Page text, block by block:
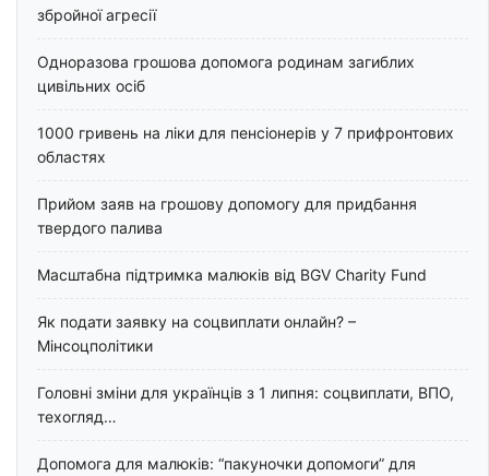
збройної агресії
Одноразова грошова допомога родинам загиблих
цивільних осіб
1000 гривень на ліки для пенсіонерів у 7 прифронтових
областях
Прийом заяв на грошову допомогу для придбання
твердого палива
Масштабна підтримка малюків від BGV Charity Fund
Як подати заявку на соцвиплати онлайн? –
Мінсоцполітики
Головні зміни для українців з 1 липня: соцвиплати, ВПО,
техогляд…
Допомога для малюків: “пакуночки допомоги” для